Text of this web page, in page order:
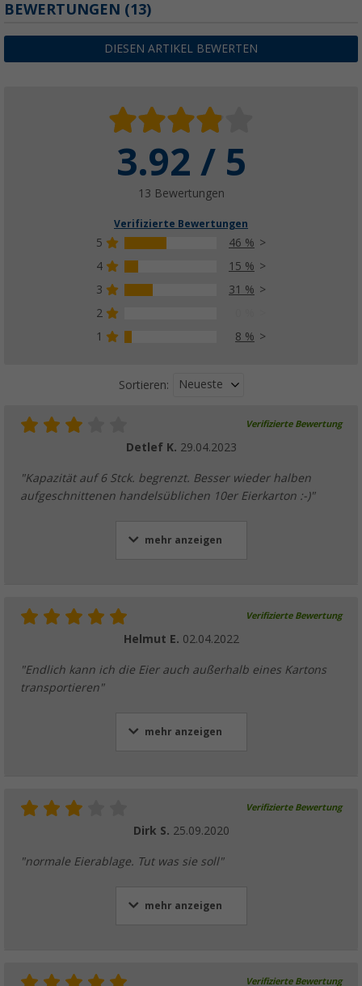
BEWERTUNGEN (13)
DIESEN ARTIKEL BEWERTEN
3.92 / 5
13 Bewertungen
Verifizierte Bewertungen
5
46 %
4
15 %
3
31 %
2
1
8 %
Sortieren: Neueste
Verifizierte Bewertung
Detlef K. 29.04.2023
"Kapazität auf 6 Stck. begrenzt. Besser wieder halben
aufgeschnittenen handelsüblichen 10er Eierkarton :-)"
mehr anzeigen
Verifizierte Bewertung
Helmut E. 02.04.2022
"Endlich kann ich die Eier auch außerhalb eines Kartons
transportieren"
mehr anzeigen
Verifizierte Bewertung
Dirk S. 25.09.2020
"normale Eierablage. Tut was sie soll"
mehr anzeigen
Verifizierte Bewertung